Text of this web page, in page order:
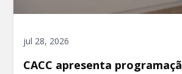
jul 28, 2026
CACC apresenta